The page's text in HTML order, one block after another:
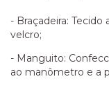
- Braçadeira:
velcro;
- Manguito:
ao manômetro e a